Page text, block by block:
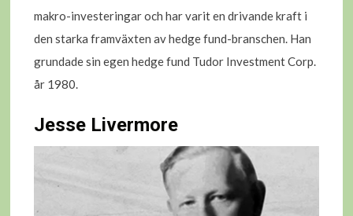
makro-investeringar och har varit en drivande kraft i
den starka framväxten av hedge fund-branschen. Han
grundade sin egen hedge fund Tudor Investment Corp.
år 1980.
Jesse Livermore